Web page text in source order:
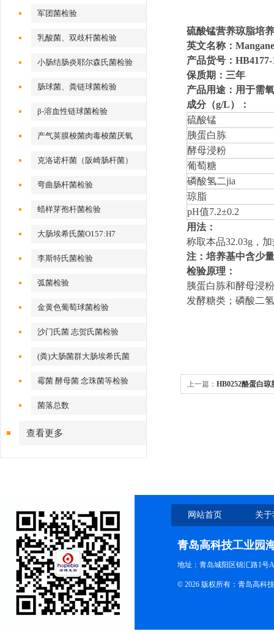
军团菌检验
乳酸菌、双歧杆菌检验
小肠结肠炎耶尔森氏菌检验
肠球菌、粪链球菌检验
β-溶血性链球菌检验
产气荚膜梭菌肉毒梭菌厌氧
克洛诺杆菌（阪崎肠杆菌）
弯曲肠杆菌检验
蜡样芽孢杆菌检验
大肠埃希氏菌O157:H7
李斯特氏菌检验
弧菌检验
金黄色葡萄球菌检验
沙门氏菌 志贺氏菌检验
(粪)大肠菌群大肠埃希氏菌
霉菌 酵母菌 念珠菌等检验
菌落总数
查看更多
硫酸锰营养琼脂培
英文名称：
产品货号：HB4177-
保质期：三年
产品用途：用于需
成分（g/L）：
硫酸锰
胰蛋白胨
酵母浸粉
葡萄糖
磷酸氢二jia
琼脂
pH值7.2±0.2
用法：
称取本品32.03g，
注：培养基中含少
检验原理：
胰蛋白胨和酵母浸
发酵糖类；磷酸二
上一篇： HB0252酪蛋白琼
网站首页 关
青岛高科技工业园
地址：青岛城阳区锦汇路1号
© 2026 版权所有：青岛高科